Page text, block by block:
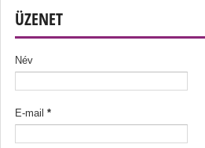
ÜZENET
Név
E-mail *